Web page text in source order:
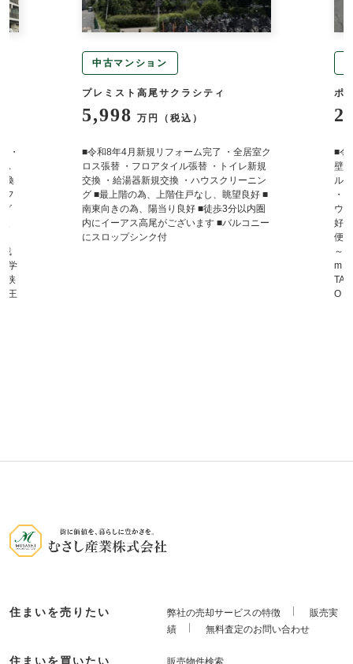
・
換
フ
グ
浅
学
狭
王
中古マンション
プレミスト高尾サクラシティ
5,998 万円（税込）
■令和8年4月新規リフォーム完了 ・全居室ク
ロス張替 ・フロアタイル張替 ・トイレ新規
交換 ・給湯器新規交換 ・ハウスクリーニン
グ ■最上階の為、上階住戸なし、眺望良好 ■
南東向きの為、陽当り良好 ■徒歩3分以内圏
内にイーアス高尾がございます ■バルコニー
にスロップシンク付
ポ
■令
壁
ル
・
ウ
好
便
～
m
O・
住まいを売りたい 弊社の売却サービスの特徴
販売実
績
無料査定のお問い合わせ
住まいを買いたい 販売物件検索